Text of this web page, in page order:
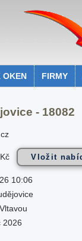
OKEN FIRMY
- 18082
10:06
2026